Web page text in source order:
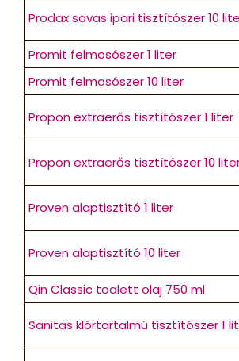
Prodax savas ipari tisztítószer 10
Promit felmosószer 1 liter
Promit felmosószer 10 liter
Propon extraerős tisztítószer 1 liter
Propon extraerős tisztítószer 10
Proven alaptisztító 1 liter
Proven alaptisztító 10 liter
Qin Classic toalett olaj 750 ml
Sanitas klórtartalmú tisztítószer 1